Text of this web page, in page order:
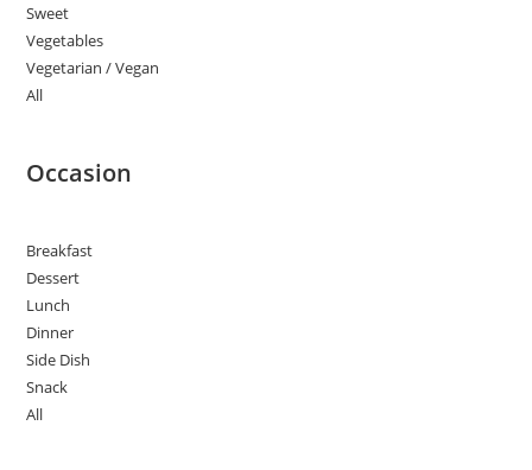
Sweet
Vegetables
Vegetarian / Vegan
All
Occasion
Breakfast
Dessert
Lunch
Dinner
Side Dish
Snack
All